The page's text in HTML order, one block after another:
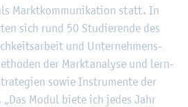
Markt­kom­mu­ni­ka­ti­on statt. In
sich rund 50 Stu­die­ren­de des
und Un­ter­neh­mens­
der Markt­ana­ly­se und lern­
sowie In­stru­men­te der
Modul biete ich jedes Jahr